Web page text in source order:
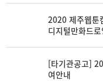
2020 제주웹툰
디지털만화드
[타기관공고]
여안내